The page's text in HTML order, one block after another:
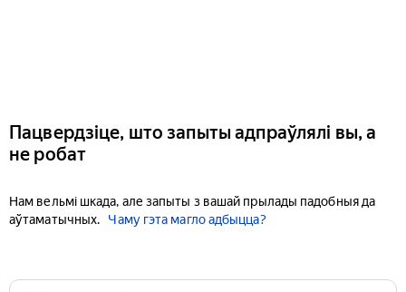
Пацвердзіце, што запыты адпраўлялі вы, а
не робат
Нам вельмі шкада, але запыты з вашай прылады падобныя да
аўтаматычных.
Чаму гэта магло адбыцца?